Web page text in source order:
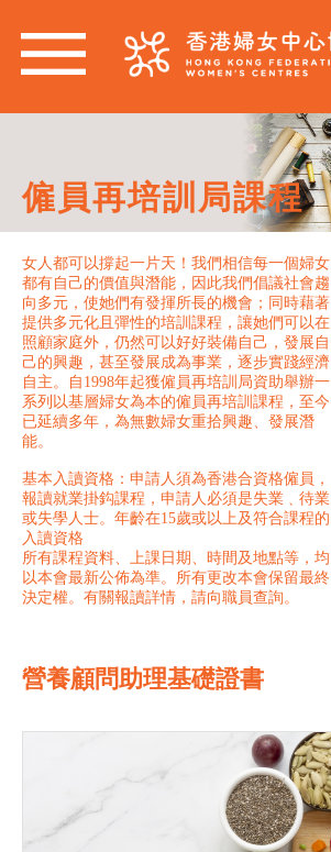
僱員再培訓局課程
女人都可以撐起一片天！我們相信每一個婦女
都有自己的價值與潛能，因此我們倡議社會趨
向多元，使她們有發揮所長的機會；同時藉著
提供多元化且彈性的培訓課程，讓她們可以在
照顧家庭外，仍然可以好好裝備自己，發展自
己的興趣，甚至發展成為事業，逐步實踐經濟
自主。自1998年起獲僱員再培訓局資助舉辦一
系列以基層婦女為本的僱員再培訓課程，至今
已延續多年，為無數婦女重拾興趣、發展潛
能。
基本入讀資格：申請人須為香港合資格僱員，
報讀就業掛鈎課程，申請人必須是失業﹑待業
或失學人士。年齡在15歲或以上及符合課程的
入讀資格
所有課程資料、上課日期、時間及地點等，均
以本會最新公佈為準。所有更改本會保留最終
決定權。有關報讀詳情，請向職員查詢。
營養顧問助理基礎證書